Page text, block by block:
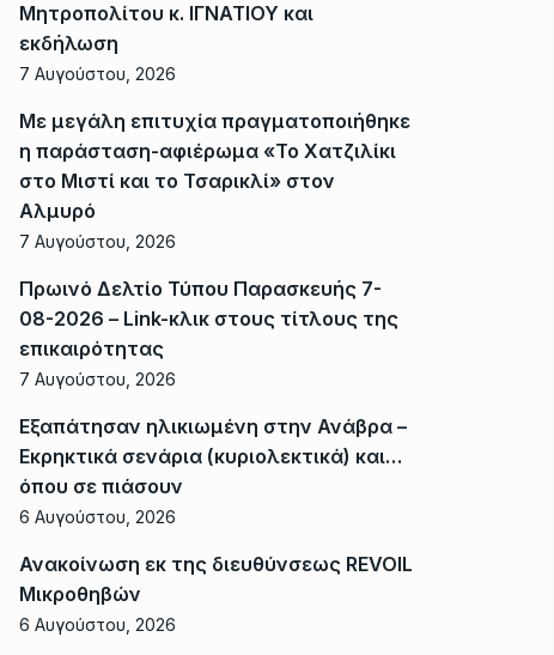
Μητροπολίτου κ. ΙΓΝΑΤΙΟΥ και
εκδήλωση
7 Αυγούστου, 2026
Με μεγάλη επιτυχία πραγματοποιήθηκε
η παράσταση-αφιέρωμα «Το Χατζιλίκι
στο Μιστί και το Τσαρικλί» στον
Αλμυρό
7 Αυγούστου, 2026
Πρωινό Δελτίο Τύπου Παρασκευής 7-
08-2026 – Link-κλικ στους τίτλους της
επικαιρότητας
7 Αυγούστου, 2026
Εξαπάτησαν ηλικιωμένη στην Ανάβρα –
Εκρηκτικά σενάρια (κυριολεκτικά) και…
όπου σε πιάσουν
6 Αυγούστου, 2026
Ανακοίνωση εκ της διευθύνσεως REVOIL
Μικροθηβών
6 Αυγούστου, 2026